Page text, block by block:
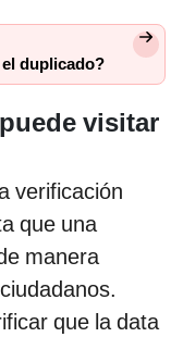
el duplicado?
visitar
verificación
que una
manera
que la data